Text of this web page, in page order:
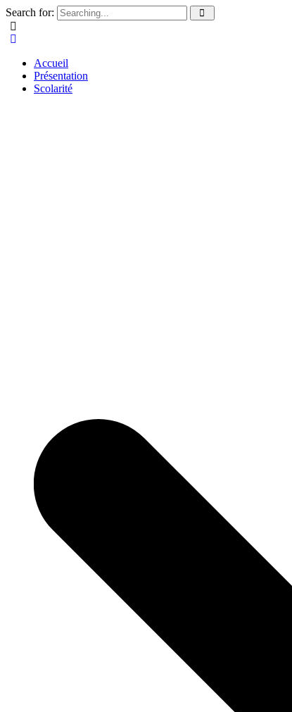
Search for:
Accueil
Présentation
Scolarité